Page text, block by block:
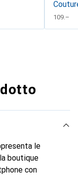
CHF
109.–
le
boutique
con